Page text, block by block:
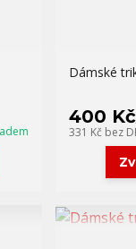
Dámské
400 Kč
331 Kč bez